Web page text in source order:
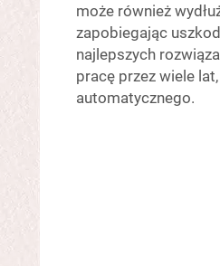
może również
zapobiegając
najlepszych
pracę przez wiele
automatycznego.